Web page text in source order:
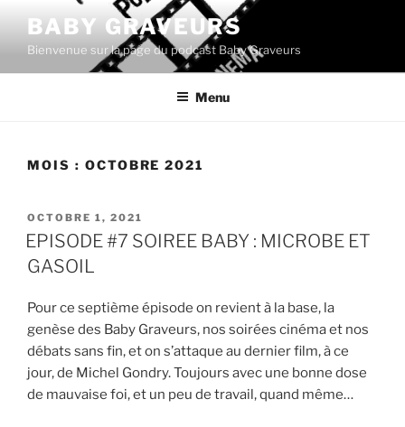
contenu
principal
BABY GRAVEURS
Bienvenue sur la page du podcast Baby Graveurs
Menu
MOIS : OCTOBRE 2021
PUBLIÉ
LE
OCTOBRE 1, 2021
EPISODE #7 SOIREE BABY : MICROBE ET
GASOIL
Pour ce septième épisode on revient à la base, la
genèse des Baby Graveurs, nos soirées cinéma et nos
débats sans fin, et on s’attaque au dernier film, à ce
jour, de Michel Gondry. Toujours avec une bonne dose
de mauvaise foi, et un peu de travail, quand même…